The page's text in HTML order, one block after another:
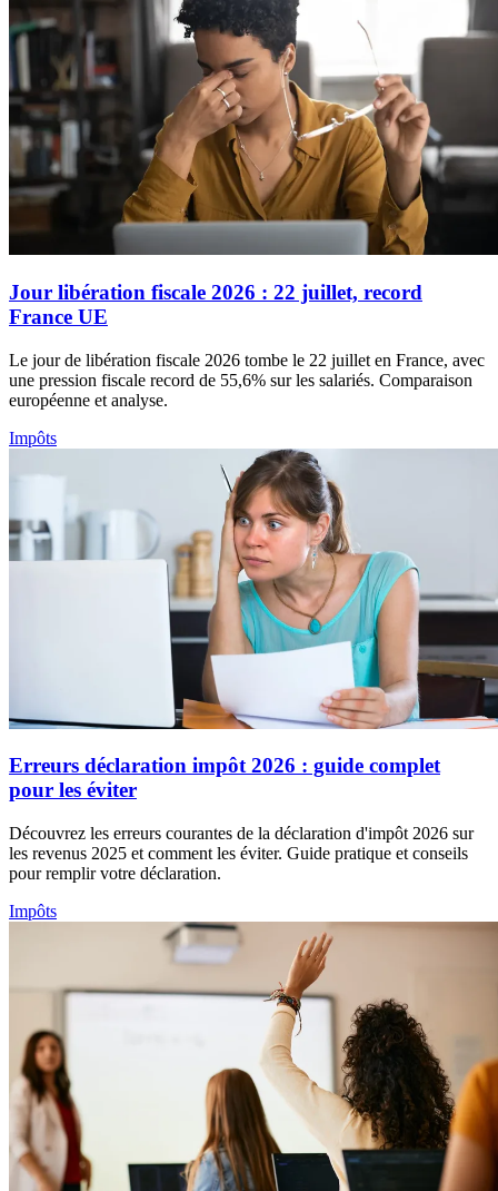
Jour libération fiscale 2026 : 22 juillet, record
France UE
Le jour de libération fiscale 2026 tombe le 22 juillet en France, avec
une pression fiscale record de 55,6% sur les salariés. Comparaison
européenne et analyse.
Impôts
Erreurs déclaration impôt 2026 : guide complet
pour les éviter
Découvrez les erreurs courantes de la déclaration d'impôt 2026 sur
les revenus 2025 et comment les éviter. Guide pratique et conseils
pour remplir votre déclaration.
Impôts